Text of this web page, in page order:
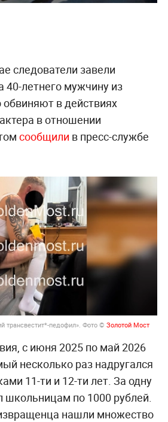
следователи завели
40-летнего мужчину из
обвиняют в действиях
в отношении
сообщили в пресс-службе
трансвестит*-педофил». Фото © Золотой Мост
с июня 2025 по май 2026
несколько раз надругался
11-ти и 12-ти лет. За одну
школьницам по 1000 рублей.
нашли множество